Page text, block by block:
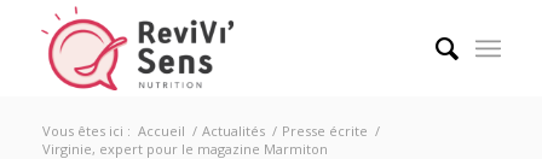
Vous êtes ici : Accueil / Actualités / Presse écrite /
Virginie, expert pour le magazine Marmiton